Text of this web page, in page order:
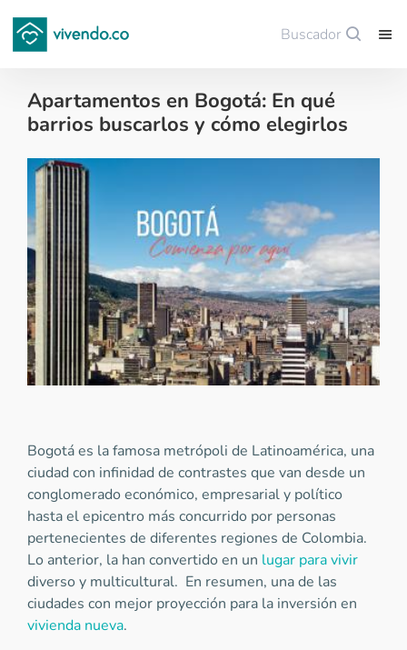
Buscador
Apartamentos en Bogotá: En qué
barrios buscarlos y cómo elegirlos
Tips para comprar vivienda nueva - 2021-06-24
Bogotá es la famosa metrópoli de Latinoamérica, una
ciudad con infinidad de contrastes que van desde un
conglomerado económico, empresarial y político
hasta el epicentro más concurrido por personas
pertenecientes de diferentes regiones de Colombia.
Lo anterior, la han convertido en un lugar para vivir
diverso y multicultural. En resumen, una de las
ciudades con mejor proyección para la inversión en
vivienda nueva.
Guardar